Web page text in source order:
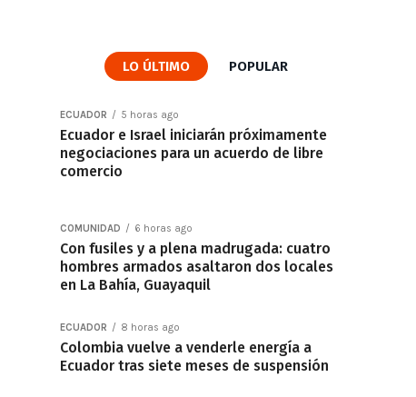
LO ÚLTIMO POPULAR
ECUADOR 5 horas ago
Ecuador e Israel iniciarán próximamente
negociaciones para un acuerdo de libre
comercio
COMUNIDAD 6 horas ago
Con fusiles y a plena madrugada: cuatro
hombres armados asaltaron dos locales
en La Bahía, Guayaquil
ECUADOR 8 horas ago
Colombia vuelve a venderle energía a
Ecuador tras siete meses de suspensión